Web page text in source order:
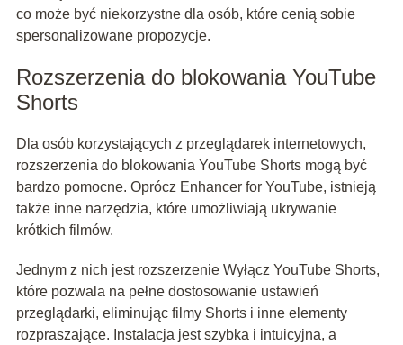
co może być niekorzystne dla osób, które cenią sobie
spersonalizowane propozycje.
Rozszerzenia do blokowania YouTube
Shorts
Dla osób korzystających z przeglądarek internetowych,
rozszerzenia do blokowania YouTube Shorts mogą być
bardzo pomocne. Oprócz Enhancer for YouTube, istnieją
także inne narzędzia, które umożliwiają ukrywanie
krótkich filmów.
Jednym z nich jest rozszerzenie Wyłącz YouTube Shorts,
które pozwala na pełne dostosowanie ustawień
przeglądarki, eliminując filmy Shorts i inne elementy
rozpraszające. Instalacja jest szybka i intuicyjna, a